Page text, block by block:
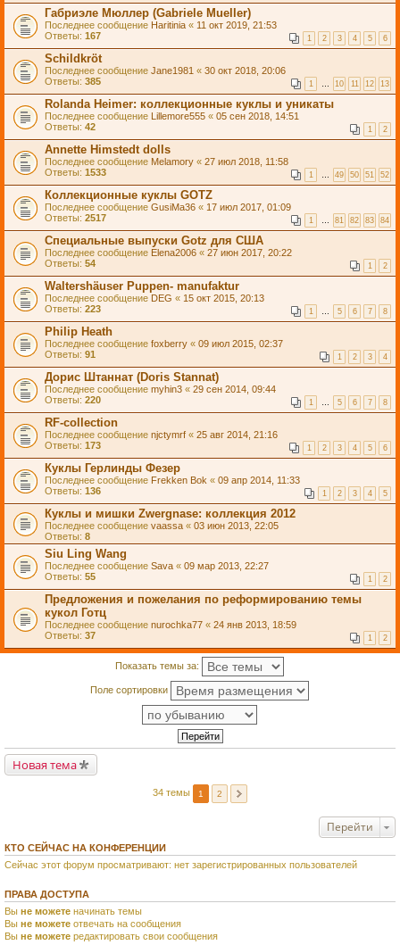
Габриэле Мюллер (Gabriele Mueller)
Последнее сообщение Haritinia « 11 окт 2019, 21:53
Ответы: 167 1 2 3 4 5 6
Schildkröt
Последнее сообщение Jane1981 « 30 окт 2018, 20:06
Ответы: 385 1 … 10 11 12 13
Rolanda Heimer: коллекционные куклы и уникаты
Последнее сообщение Lillemore555 « 05 сен 2018, 14:51
Ответы: 42 1 2
Annette Himstedt dolls
Последнее сообщение Melamory « 27 июл 2018, 11:58
Ответы: 1533 1 … 49 50 51 52
Коллекционные куклы GOTZ
Последнее сообщение GusiMa36 « 17 июл 2017, 01:09
Ответы: 2517 1 … 81 82 83 84
Специальные выпуски Gotz для США
Последнее сообщение Elena2006 « 27 июн 2017, 20:22
Ответы: 54 1 2
Waltershäuser Puppen- manufaktur
Последнее сообщение DEG « 15 окт 2015, 20:13
Ответы: 223 1 … 5 6 7 8
Philip Heath
Последнее сообщение foxberry « 09 июл 2015, 02:37
Ответы: 91 1 2 3 4
Дорис Штаннат (Doris Stannat)
Последнее сообщение myhin3 « 29 сен 2014, 09:44
Ответы: 220 1 … 5 6 7 8
RF-collection
Последнее сообщение njctymrf « 25 авг 2014, 21:16
Ответы: 173 1 2 3 4 5 6
Куклы Герлинды Фезер
Последнее сообщение Frekken Bok « 09 апр 2014, 11:33
Ответы: 136 1 2 3 4 5
Куклы и мишки Zwergnase: коллекция 2012
Последнее сообщение vaassa « 03 июн 2013, 22:05
Ответы: 8
Siu Ling Wang
Последнее сообщение Sava « 09 мар 2013, 22:27
Ответы: 55 1 2
Предложения и пожелания по реформированию темы
кукол Готц
Последнее сообщение nurochka77 « 24 янв 2013, 18:59
Ответы: 37 1 2
Показать темы за:
Поле сортировки
Новая тема
34 темы 1 2
Перейти
КТО СЕЙЧАС НА КОНФЕРЕНЦИИ
Сейчас этот форум просматривают: нет зарегистрированных пользователей
ПРАВА ДОСТУПА
Вы не можете начинать темы
Вы не можете отвечать на сообщения
Вы не можете редактировать свои сообщения